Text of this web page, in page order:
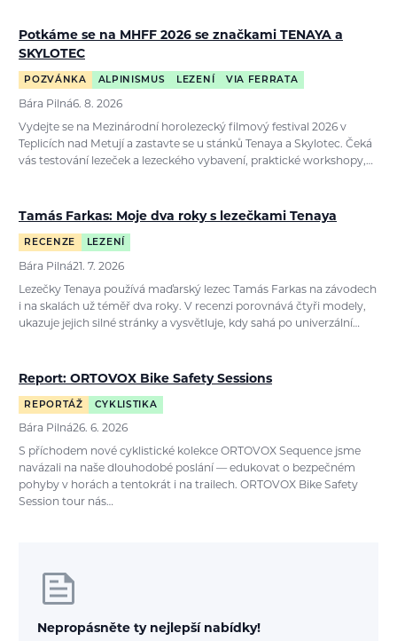
Potkáme se na MHFF 2026 se značkami TENAYA a
SKYLOTEC
POZVÁNKA ALPINISMUS LEZENÍ VIA FERRATA
Bára Pilná6. 8. 2026
Vydejte se na Mezinárodní horolezecký filmový festival 2026 v
Teplicích nad Metují a zastavte se u stánků Tenaya a Skylotec. Čeká
vás testování lezeček a lezeckého vybavení, praktické workshopy,…
Tamás Farkas: Moje dva roky s lezečkami Tenaya
RECENZE LEZENÍ
Bára Pilná21. 7. 2026
Lezečky Tenaya používá maďarský lezec Tamás Farkas na závodech
i na skalách už téměř dva roky. V recenzi porovnává čtyři modely,
ukazuje jejich silné stránky a vysvětluje, kdy sahá po univerzální…
Report: ORTOVOX Bike Safety Sessions
REPORTÁŽ CYKLISTIKA
Bára Pilná26. 6. 2026
S příchodem nové cyklistické kolekce ORTOVOX Sequence jsme
navázali na naše dlouhodobé poslání — edukovat o bezpečném
pohyby v horách a tentokrát i na trailech. ORTOVOX Bike Safety
Session tour nás…
Nepropásněte ty nejlepší nabídky!